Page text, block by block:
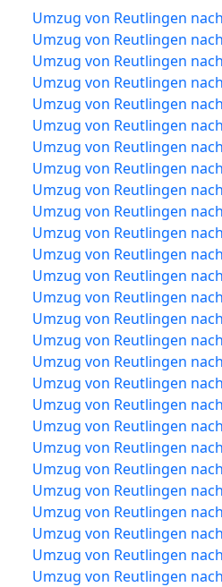
Umzug von Reutlingen
Umzug von Reutlingen
Umzug von Reutlingen
Umzug von Reutlingen
Umzug von Reutlingen
Umzug von Reutlingen
Umzug von Reutlingen
Umzug von Reutlingen
Umzug von Reutlingen
Umzug von Reutlingen
Umzug von Reutlingen
Umzug von Reutlingen
Umzug von Reutlingen
Umzug von Reutlingen
Umzug von Reutlingen
Umzug von Reutlingen
Umzug von Reutlingen
Umzug von Reutlingen
Umzug von Reutlingen
Umzug von Reutlingen
Umzug von Reutlingen
Umzug von Reutlingen
Umzug von Reutlingen
Umzug von Reutlingen
Umzug von Reutlingen
Umzug von Reutlingen
Umzug von Reutlingen